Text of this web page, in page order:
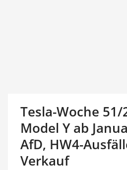
Tesla-Woche 51/
Model Y ab
AfD, HW4-
Verkauf